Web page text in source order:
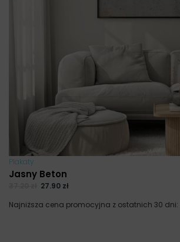
Plakaty
Jasny Beton
27.90 zł
Najniższa cena promocyjna z ostatnich 30 dni: